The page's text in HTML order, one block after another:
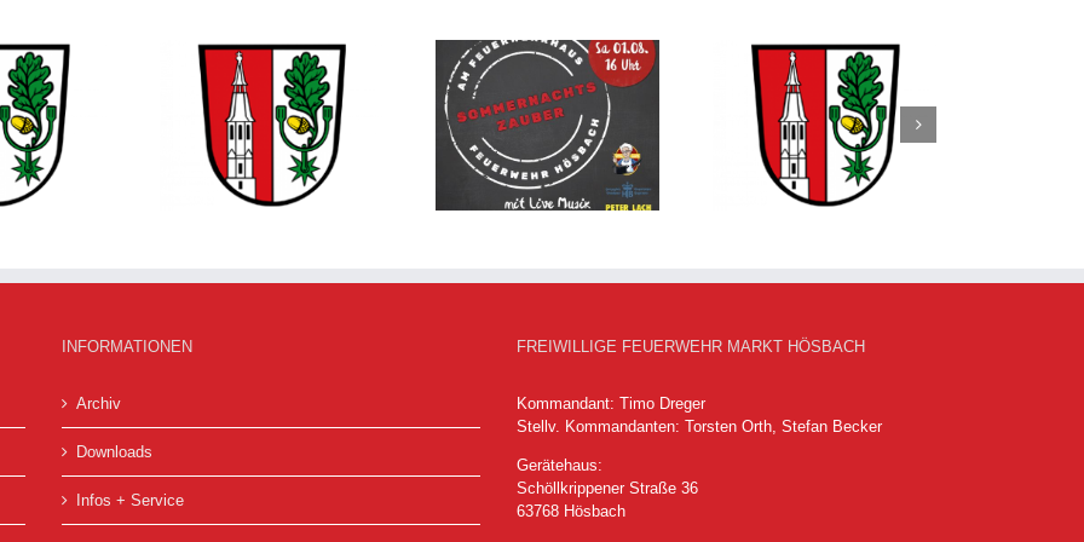
Nachrichten
vom 23.07.2026
Sommernachtszauber
am Gerätehaus Hösbach
01.08.2026
Hösbacher Nachrichten
vom 16.07.2026
INFORMATIONEN
Archiv
Downloads
Infos + Service
FREIWILLIGE FEUERWEHR MARKT HÖSBACH
Kommandant: Timo Dreger
Stellv. Kommandanten: Torsten Orth, Stefan Becker
Gerätehaus:
Schöllkrippener Straße 36
63768 Hösbach